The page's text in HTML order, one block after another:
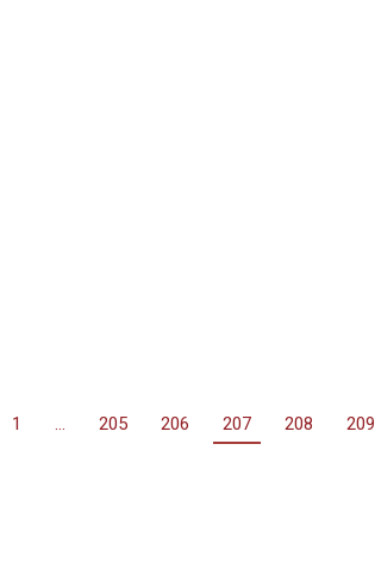
1 … 205 206 207 208 209